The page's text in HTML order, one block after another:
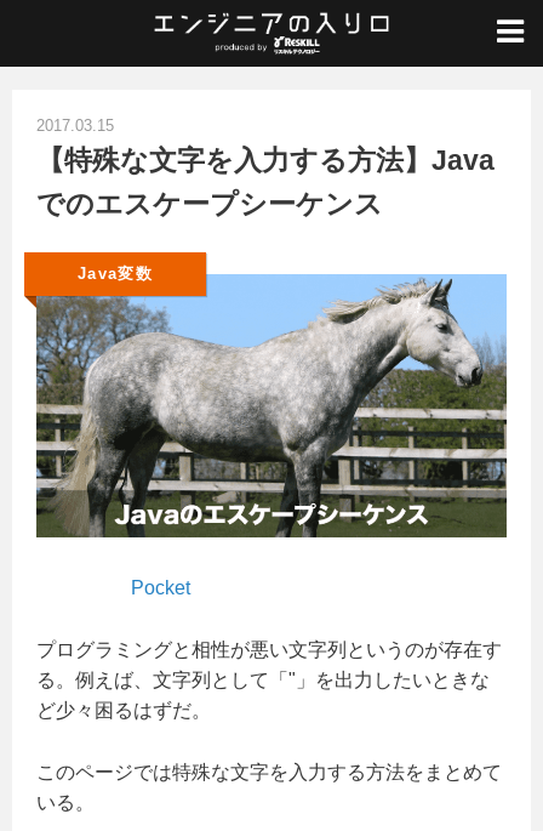
Java入門 / Java変数
【特殊な文字を入力する方法】Javaでのエスケープシーケンス
2017.03.15
【特殊な文字を入力する方法】Java
でのエスケープシーケンス
Java変数
Pocket
プログラミングと相性が悪い文字列というのが存在す
る。例えば、文字列として「"」を出力したいときな
ど少々困るはずだ。
このページでは特殊な文字を入力する方法をまとめて
いる。